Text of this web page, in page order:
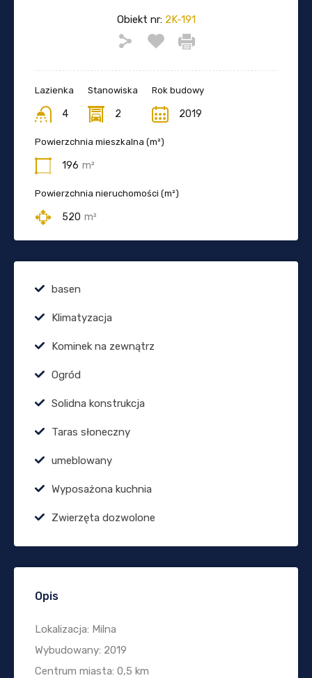
Obiekt nr:2K-191
Lazienka
4
Stanowiska
2
Rok budowy
2019
Powierzchnia mieszkalna (m²)
196 m²
Powierzchnia nieruchomości (m²)
520 m²
basen
Klimatyzacja
Kominek na zewnątrz
Ogród
Solidna konstrukcja
Taras słoneczny
umeblowany
Wyposażona kuchnia
Zwierzęta dozwolone
Opis
Lokalizacja: Milna
Wybudowany: 2019
Centrum miasta: 0,5 km